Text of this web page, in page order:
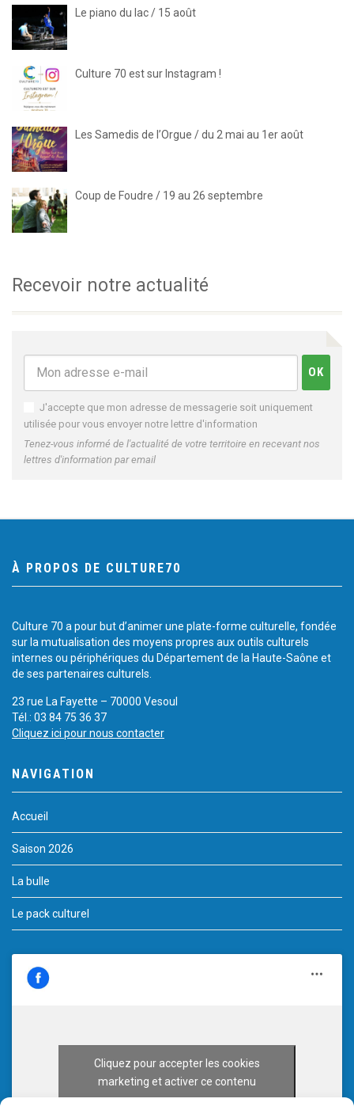
Le piano du lac / 15 août
Culture 70 est sur Instagram !
Les Samedis de l’Orgue / du 2 mai au 1er août
Coup de Foudre / 19 au 26 septembre
Recevoir notre actualité
J'accepte que mon adresse de messagerie soit uniquement
utilisée pour vous envoyer notre lettre d'information
Tenez-vous informé de l'actualité de votre territoire en recevant nos
lettres d'information par email
À PROPOS DE CULTURE70
Culture 70 a pour but d’animer une plate-forme culturelle, fondée
sur la mutualisation des moyens propres aux outils culturels
internes ou périphériques du Département de la Haute-Saône et
de ses partenaires culturels.
23 rue La Fayette – 70000 Vesoul
Tél.: 03 84 75 36 37
Cliquez ici pour nous contacter
NAVIGATION
Accueil
Saison 2026
La bulle
Le pack culturel
Cliquez pour accepter les cookies
marketing et activer ce contenu